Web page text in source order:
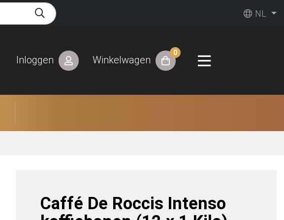
NL
Inloggen Winkelwagen
0
Caffé De Roccis Intenso